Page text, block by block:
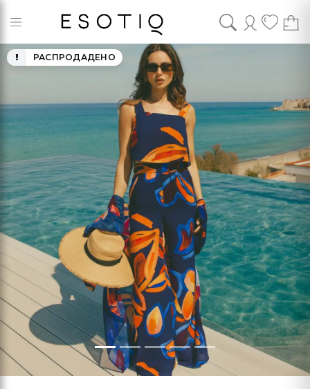
РАСПРОДАДЕНО